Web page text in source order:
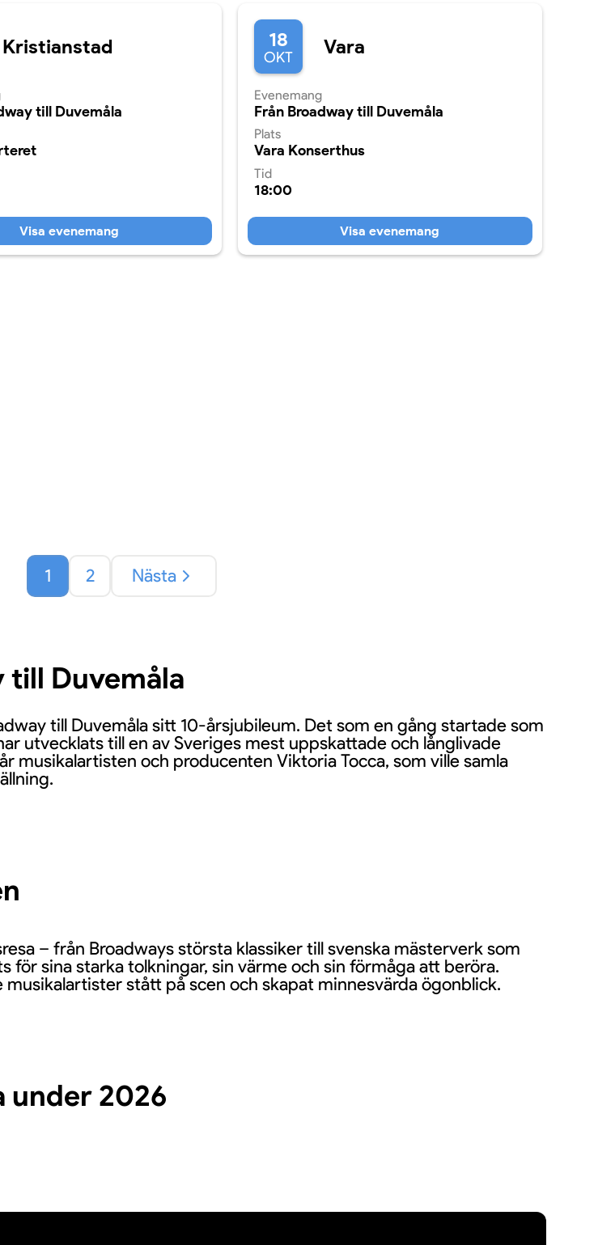
Kristianstad
till Duvemåla
Visa evenemang
18
OKT Vara
Plats
Vara Konserthus
Evenemang
Från Broadway till Duvemåla
Tid
18:00
Visa evenemang
1 2 Nästa
till Duvemåla
till Duvemåla sitt 10-årsjubileum. Det som en gång startade som
utvecklats till en av Sveriges mest uppskattade och långlivade
musikalartisten och producenten Viktoria Tocca, som ville samla
– från Broadways största klassiker till svenska mästerverk som
för sina starka tolkningar, sin värme och sin förmåga att beröra.
stått på scen och skapat minnesvärda ögonblick.
under 2026
annat Gunilla Backman, Emmi Christensson, John Martin
Martin. Jubileumsåret 2026 bjuder på en ny ensemble med både